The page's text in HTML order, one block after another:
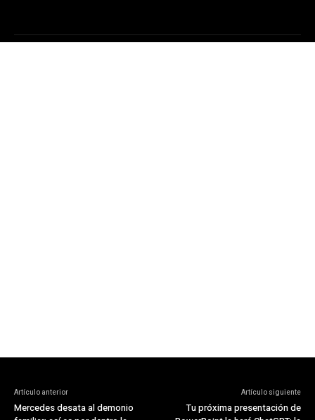
Artículo anterior
Mercedes desata al demonio
Artículo siguiente
Tu próxima presentación de